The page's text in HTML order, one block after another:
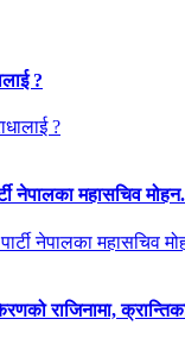
?
नेपालका महासचिव
राजिनामा,